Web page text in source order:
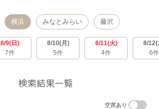
横浜 みなとみらい 藤沢
8/9(日)
7件
8/10(月)
5件
8/11(火)
4件
8/12(
6件
検索結果一覧
空席あり